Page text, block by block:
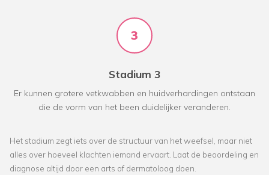
3
Stadium 3
Er kunnen grotere vetkwabben en huidverhardingen ontstaan
die de vorm van het been duidelijker veranderen.
Het stadium zegt iets over de structuur van het weefsel, maar niet
alles over hoeveel klachten iemand ervaart. Laat de beoordeling en
diagnose altijd door een arts of dermatoloog doen.